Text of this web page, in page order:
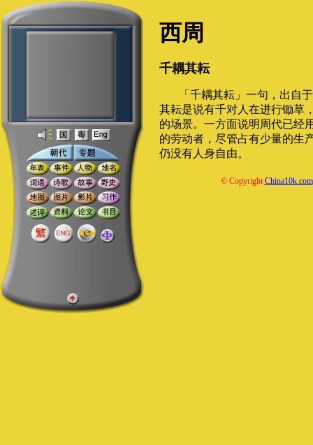
西周
千耦其耘
「千耦其耘」一句，出自
其耘是说有千对人在进行锄草
的场景。一方面说明周代已经
的劳动者，尽管占有少量的生
仍没有人身自由。
© CopyrightChina10k.com